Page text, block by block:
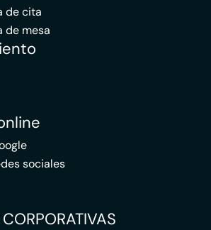
de cita
de mesa
sociales